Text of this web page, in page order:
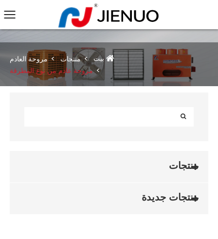
بيت منتجات
مروحة العادم
مروحة عادم من نوع المطرقة
منتجات
منتجات جديدة